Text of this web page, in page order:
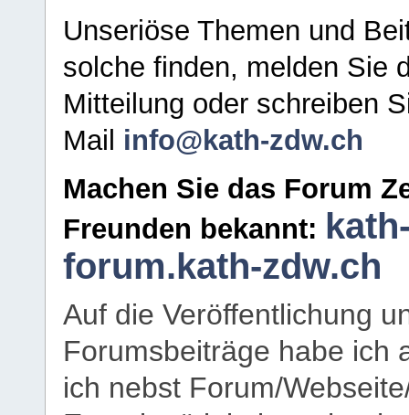
Unseriöse Themen und
solche finden, melden Sie
Mitteilung oder schreiben
Mail info@kath-zdw.ch
Machen Sie das Forum
Freunden bekannt:
forum.kath-zdw.ch
Auf die Veröffentlichung
Forumsbeiträge habe ich
ich nebst Forum/